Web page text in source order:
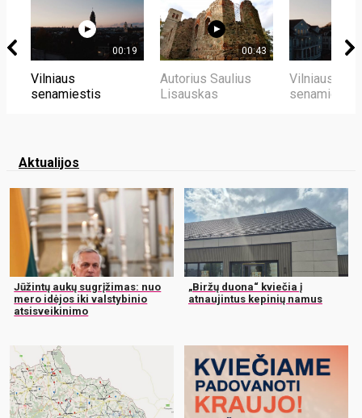
00:19
Vilniaus
senamiestis
00:43
Autorius Saulius
Lisauskas
Vilniaus
senamiestis
Aktualijos
Jūžintų aukų sugrįžimas: nuo
mero idėjos iki valstybinio
atsisveikinimo
„Biržų duona“ kviečia į
atnaujintus kepinių namus